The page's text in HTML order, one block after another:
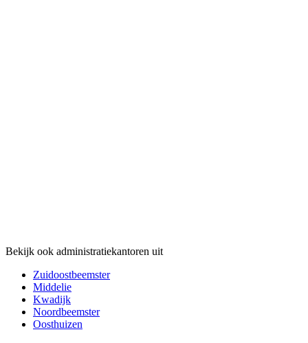
Bekijk ook administratiekantoren uit
Zuidoostbeemster
Middelie
Kwadijk
Noordbeemster
Oosthuizen